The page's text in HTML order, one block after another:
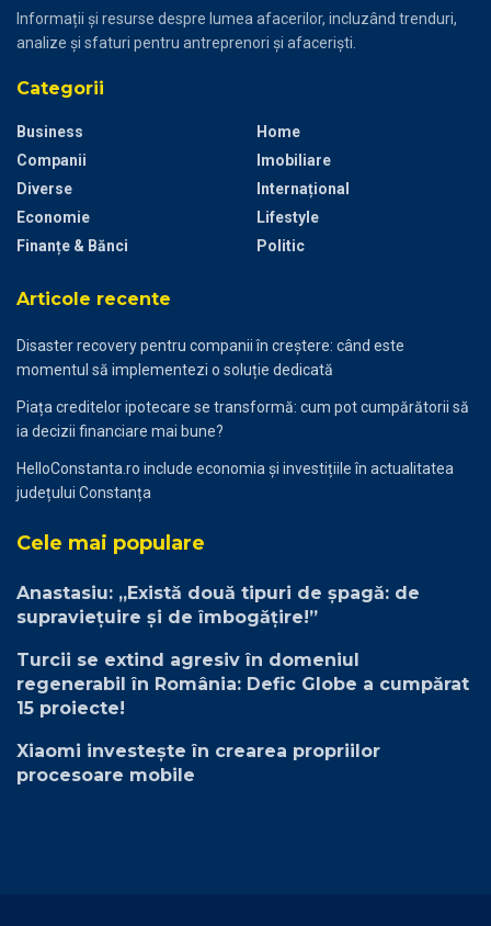
Informații și resurse despre lumea afacerilor, incluzând trenduri,
analize și sfaturi pentru antreprenori și afaceriști.
Categorii
Business
Companii
Diverse
Economie
Finanțe & Bănci
Home
Imobiliare
Internațional
Lifestyle
Politic
Articole recente
Disaster recovery pentru companii în creștere: când este
momentul să implementezi o soluție dedicată
Piața creditelor ipotecare se transformă: cum pot cumpărătorii să
ia decizii financiare mai bune?
HelloConstanta.ro include economia și investițiile în actualitatea
județului Constanța
Cele mai populare
Anastasiu: „Există două tipuri de șpagă: de
supraviețuire și de îmbogățire!”
Turcii se extind agresiv în domeniul
regenerabil în România: Defic Globe a cumpărat
15 proiecte!
Xiaomi investește în crearea propriilor
procesoare mobile